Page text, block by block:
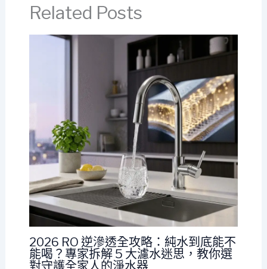
Related Posts
2026 RO 逆滲透全攻略：純水到底能不
能喝？專家拆解 5 大濾水迷思，教你選